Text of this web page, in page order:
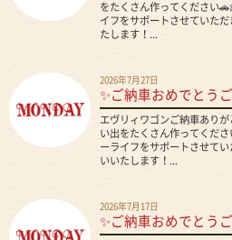
をたくさん作ってください
イフをサポートさせていた
たします！...
2026年7月27日
✨ご納車おめでとう
エヴリィワゴンご納車あり
い出をたくさん作ってくだ
ーライフをサポートさせて
いいたします！...
2026年7月17日
✨ご納車おめでとう